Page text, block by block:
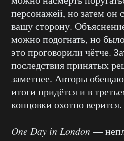
персонажей, но затем он
вашу сторону.
можно подогнать, но
это проговорили чётче.
последствия принятых
заметнее. Авторы
итоги придётся и в
концовки охотно верится.
One Day in London—